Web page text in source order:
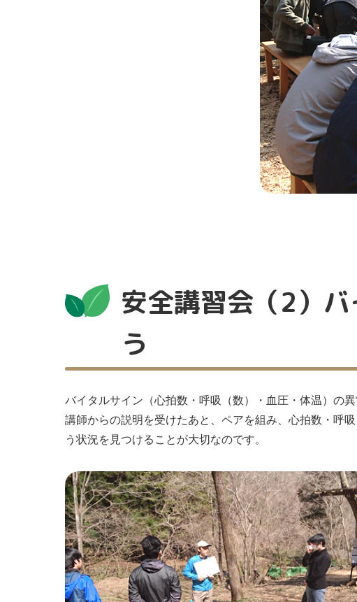
安全講習会（2）
う
バイタルサイン（心拍数・呼吸（数）・血圧・体温）の
講師からの説明を受けたあと、ペアを組み、心拍数・呼
う状況を見つけることが大切なのです。